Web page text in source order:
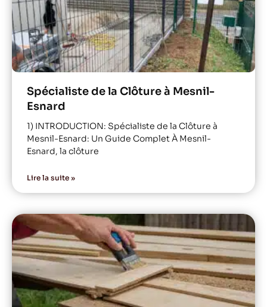
Spécialiste de la Clôture à Mesnil-
Esnard
1) INTRODUCTION: Spécialiste de la Clôture à
Mesnil-Esnard: Un Guide Complet À Mesnil-
Esnard, la clôture
Lire la suite »